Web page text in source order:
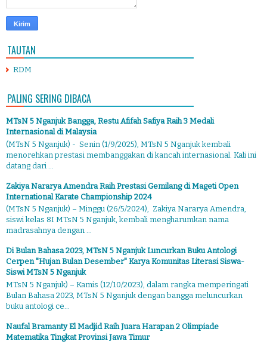
TAUTAN
RDM
PALING SERING DIBACA
MTsN 5 Nganjuk Bangga, Restu Afifah Safiya Raih 3 Medali
Internasional di Malaysia
(MTsN 5 Nganjuk) - Senin (1/9/2025), MTsN 5 Nganjuk kembali
menorehkan prestasi membanggakan di kancah internasional. Kali ini
datang dari ...
Zakiya Nararya Amendra Raih Prestasi Gemilang di Mageti Open
International Karate Championship 2024
(MTsN 5 Nganjuk) – Minggu (26/5/2024), Zakiya Nararya Amendra,
siswi kelas 8I MTsN 5 Nganjuk, kembali mengharumkan nama
madrasahnya dengan ...
Di Bulan Bahasa 2023, MTsN 5 Nganjuk Luncurkan Buku Antologi
Cerpen "Hujan Bulan Desember" Karya Komunitas Literasi Siswa-
Siswi MTsN 5 Nganjuk
MTsN 5 Nganjuk) – Kamis (12/10/2023), dalam rangka memperingati
Bulan Bahasa 2023, MTsN 5 Nganjuk dengan bangga meluncurkan
buku antologi ce...
Naufal Bramanty El Madjid Raih Juara Harapan 2 Olimpiade
Matematika Tingkat Provinsi Jawa Timur